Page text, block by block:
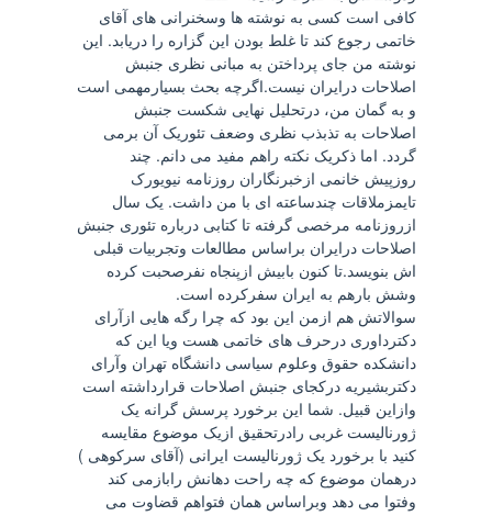
کافی است کسی به نوشته ها وسخنرانی های آقای
خاتمی رجوع کند تا غلط بودن این گزاره را دریابد. این
نوشته من جای پرداختن به مبانی نظری جنبش
اصلاحات درایران نیست.اگرچه بحث بسیارمهمی است
و به گمان من، درتحلیل نهایی شکست جنبش
اصلاحات به تذبذب نظری وضعف تئوریک آن برمی
گردد. اما ذکریک نکته راهم مفید می دانم. چند
روزپیش خانمی ازخبرنگاران روزنامه نیویورک
تایمزملاقات چندساعته ای با من داشت. یک سال
ازروزنامه مرخصی گرفته تا کتابی درباره تئوری جنبش
اصلاحات درایران براساس مطالعات وتجربیات قبلی
اش بنویسد.تا کنون بابیش ازپنجاه نفرصحبت کرده
وشش بارهم به ایران سفرکرده است.
سوالاتش هم ازمن این بود که چرا رگه هایی ازآرای
دکترداوری درحرف های خاتمی هست ویا این که
دانشکده حقوق وعلوم سیاسی دانشگاه تهران وآرای
دکتربشیریه درکجای جنبش اصلاحات قرارداشته است
وازاین قبیل. شما این برخورد پرسش گرانه یک
ژورنالیست غربی رادرتحقیق ازیک موضوع مقایسه
کنید با برخورد یک ژورنالیست ایرانی (آقای سرکوهی )
درهمان موضوع که چه راحت دهانش رابازمی کند
وفتوا می دهد وبراساس همان فتواهم قضاوت می